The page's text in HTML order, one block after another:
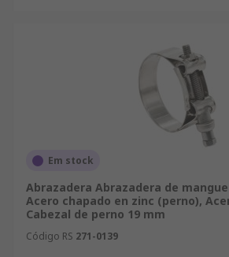
Em stock
Abrazadera Abrazadera de
Acero chapado en zinc (perno),
Cabezal de perno 19 mm
Código RS 271-0139